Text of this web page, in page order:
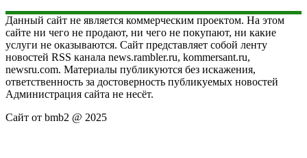
Данный сайт не является коммерческим проектом. На этом
сайте ни чего не продают, ни чего не покупают, ни какие
услуги не оказываются. Сайт представляет собой ленту
новостей RSS канала news.rambler.ru, kommersant.ru,
newsru.com. Материалы публикуются без искажения,
ответственность за достоверность публикуемых новостей
Администрация сайта не несёт.
Сайт от bmb2 @ 2025